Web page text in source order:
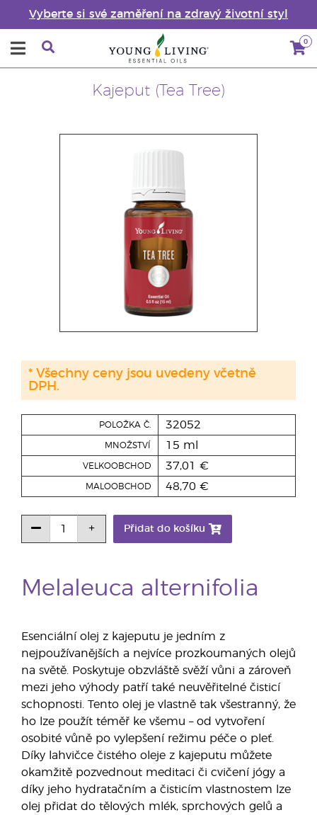
Vyberte si své zaměření na zdravý životní styl
0
Kajeput (Tea Tree)
Melaleuca alternifolia
Esenciální olej z kajeputu je jedním z
nejpoužívanějších a nejvíce prozkoumaných olejů
na světě. Poskytuje obzvláště svěží vůni a zároveň
mezi jeho výhody patří také neuvěřitelné čisticí
schopnosti. Tento olej je vlastně tak všestranný, že
ho lze použít téměř ke všemu – od vytvoření
osobité vůně po vylepšení režimu péče o pleť.
Díky lahvičce čistého oleje z kajeputu můžete
okamžitě pozvednout meditaci či cvičení jógy a
díky jeho hydratačním a čisticím vlastnostem lze
olej přidat do tělových mlék, sprchových gelů a
POLOŽKA Č. 32052
MNOŽSTVÍ 15 ml
VELKOOBCHOD 37,01 €
MALOOBCHOD 48,70 €
Přidat do košíku
* Všechny ceny jsou uvedeny včetně
DPH.